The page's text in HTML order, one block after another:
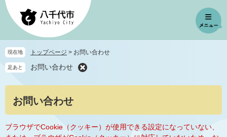
ペ
先
頭
メ
を
飛
文
現在地 トップページ > お問い合わせ
足あと お問い合わせ
お問い合わせ
ブラウザでCookie（クッキー）が使用できる設定になっていない、